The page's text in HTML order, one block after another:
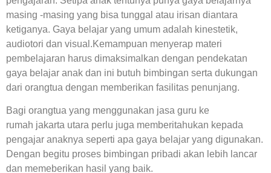
masing -masing yang bisa tunggal atau irisan diantara
ketiganya. Gaya belajar yang umum adalah kinestetik,
audiotori dan visual.Kemampuan menyerap materi
pembelajaran harus dimaksimalkan dengan pendekatan
gaya belajar anak dan ini butuh bimbingan serta dukungan
dari orangtua dengan memberikan fasilitas penunjang.
Bagi orangtua yang menggunakan jasa guru ke
rumah jakarta utara perlu juga memberitahukan kepada
pengajar anaknya seperti apa gaya belajar yang digunakan.
Dengan begitu proses bimbingan pribadi akan lebih lancar
dan memeberikan hasil yang baik.